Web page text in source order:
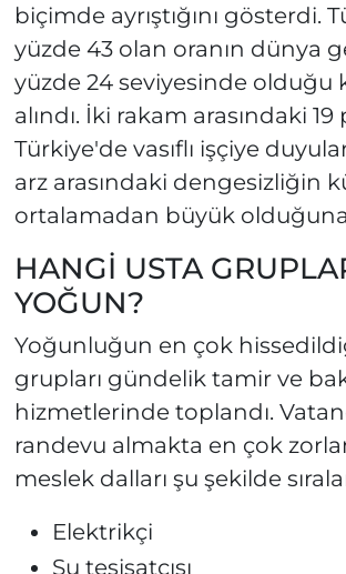
biçimde ayrıştığını gösterdi.
yüzde 43 olan oranın dünya
yüzde 24 seviyesinde olduğu
alındı. İki rakam arasındaki 19
Türkiye'de vasıflı işçiye
arz arasındaki dengesizliğin
ortalamadan büyük
HANGİ USTA
YOĞUN?
Yoğunluğun en çok
grupları gündelik tamir ve
hizmetlerinde toplandı.
randevu almakta en çok
meslek dalları şu şekilde
Elektrikçi
Su tesisatçısı